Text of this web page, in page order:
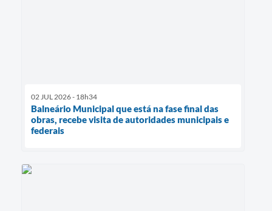
02 JUL 2026 - 18h34
Balneário Municipal que está na fase final das
obras, recebe visita de autoridades municipais e
federais